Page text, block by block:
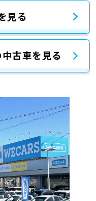
見る
古車を見る